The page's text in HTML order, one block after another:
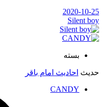
2020-10-
Silent
بسته
احادیث امام باقر
CANDY